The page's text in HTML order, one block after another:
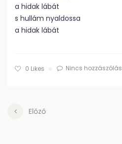
a hidak lábát
s hullám nyaldossa
a hidak lábát
0 Likes Nincs hozzászólás
Előző